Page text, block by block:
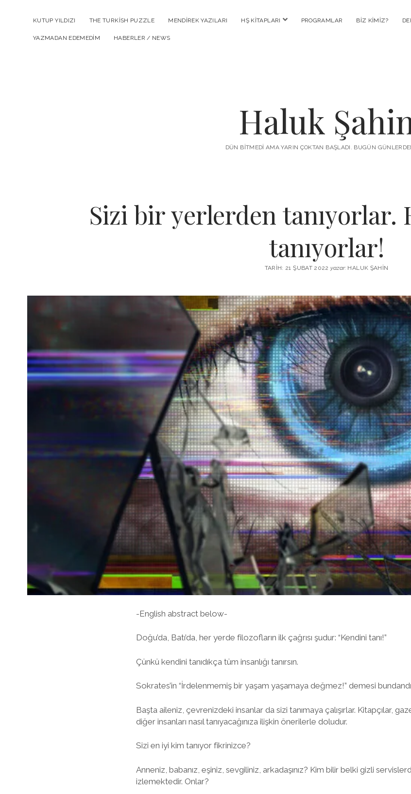
KUTUP YILDIZI THE TURKISH PUZZLE MENDIREK YAZILARI HŞ KITAPLARI menüyüPROGRAMLAR BIZ KIMIZ?
YAZMADAN EDEMEDIM HABERLER / NEWS
Haluk
DÜN BITMEDI AMA YARIN ÇOKTAN BAŞLADI. BUGÜN
Sizi bir yerlerden tanıyorlar.
tanıyorlar!
TARIH: 21 ŞUBAT 2022yazar: HALUK ŞAHIN
-English abstract below-
Doğu’da, Batı’da, her yerde filozofların ilk çağrısı şudur: “Kendini tanı!”
Çünkü kendini tanıdıkça tüm insanlığı tanırsın.
Sokrates’in “İrdelenmemiş bir yaşam yaşamaya değmez!” demesi
Başta aileniz, çevrenizdeki insanlar da sizi tanımaya çalışırlar. Kitapçılar,
diğer insanları nasıl tanıyacağınıza ilişkin önerilerle doludur.
Sizi en iyi kim tanıyor fikrinizce?
Anneniz, babanız, eşiniz, sevgiliniz, arkadaşınız? Kim bilir belki gizli
izlemektedir. Onlar?